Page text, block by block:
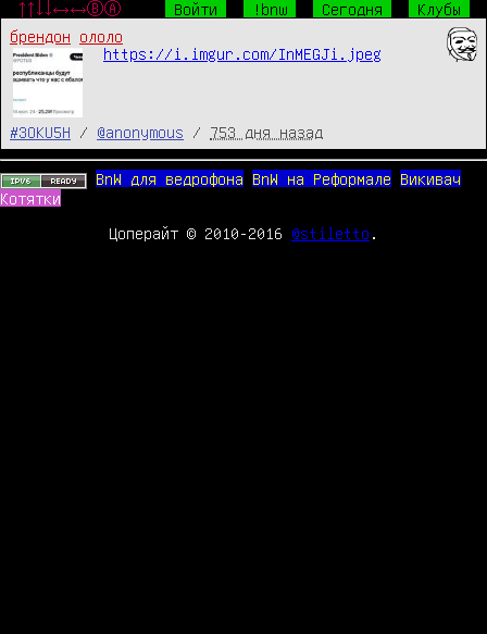
↑↑↓↓←→←→ⒷⒶ Войти !bnw Сегодня
Клубы
брендон
ололо
https://i.imgur.com/InMEGJi.jpeg
#3OKU5H / @anonymous / 753 дня назад
BnW для ведрофона BnW на Реформале
Викивач
Котятки
Цоперайт © 2010-2016 @stiletto